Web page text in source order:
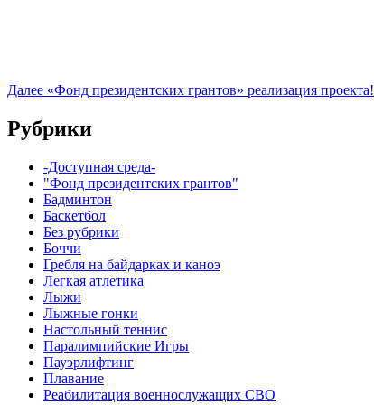
Далее «Фонд президентских грантов» реализация проекта!
Рубрики
-Доступная среда-
"Фонд президентских грантов"
Бадминтон
Баскетбол
Без рубрики
Боччи
Гребля на байдарках и каноэ
Легкая атлетика
Лыжи
Лыжные гонки
Настольный теннис
Паралимпийские Игры
Пауэрлифтинг
Плавание
Реабилитация военнослужащих СВО